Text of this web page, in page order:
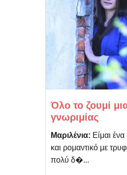
Όλο το ζουμί
γνωριμίας
Μαριλένια: Είμαι
και ρομαντικό με
πολύ δ�...